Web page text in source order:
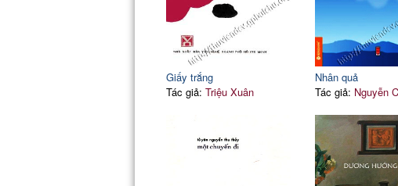
Giấy trắng
Tác giả: Triệu Xuân
Nhân quả
Tác giả: Nguyễn